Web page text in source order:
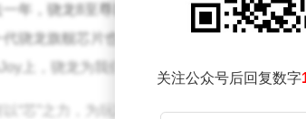
一年，骁龙8至尊版旗舰手机凭借其卓越的游
代骁龙旗舰芯片也即将问世，预示着又一场性
上，骁龙为我们带来的精彩瞬间。
以“芯”之力，为玩家带来极致游戏体验？在骁
关注公众号后回复数字